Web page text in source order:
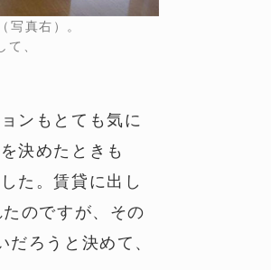
写真右）。
て、
ンもとても気に
決めたときも
た。賃貸に出し
のですが、その
ろうと決めて、